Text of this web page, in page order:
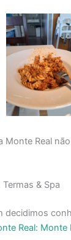
Monte Real
& Spa
decidimos
Real: Monte